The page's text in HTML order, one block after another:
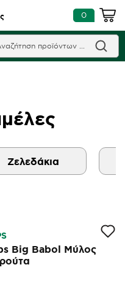
0
Ζελεδάκια
Big Babol Μύλος